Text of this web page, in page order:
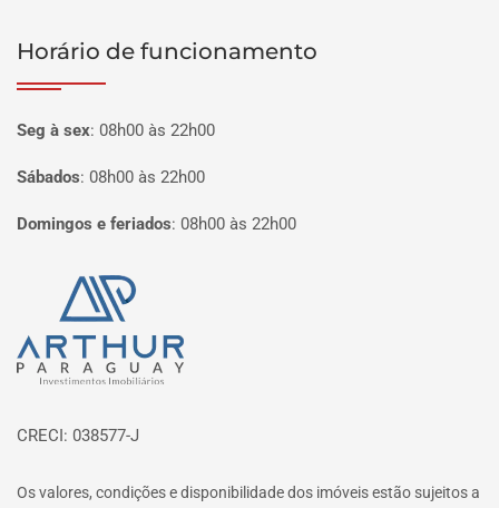
Horário de funcionamento
Seg à sex: 08h00 às 22h00
Sábados: 08h00 às 22h00
Domingos e feriados: 08h00 às 22h00
Página inicial
CRECI: 038577-J
Os valores, condições e disponibilidade dos imóveis estão sujeitos a